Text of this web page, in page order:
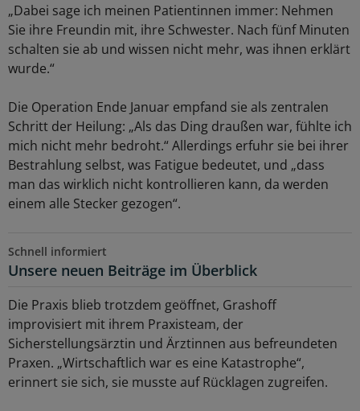
„Dabei sage ich meinen Patientinnen immer: Nehmen
Sie ihre Freundin mit, ihre Schwester. Nach fünf Minuten
schalten sie ab und wissen nicht mehr, was ihnen erklärt
wurde.“
Die Operation Ende Januar empfand sie als zentralen
Schritt der Heilung: „Als das Ding draußen war, fühlte ich
mich nicht mehr bedroht.“ Allerdings erfuhr sie bei ihrer
Bestrahlung selbst, was Fatigue bedeutet, und „dass
man das wirklich nicht kontrollieren kann, da werden
einem alle Stecker gezogen“.
Schnell informiert
Unsere neuen Beiträge im Überblick
Die Praxis blieb trotzdem geöffnet, Grashoff
improvisiert mit ihrem Praxisteam, der
Sicherstellungsärztin und Ärztinnen aus befreundeten
Praxen. „Wirtschaftlich war es eine Katastrophe“,
erinnert sie sich, sie musste auf Rücklagen zugreifen.